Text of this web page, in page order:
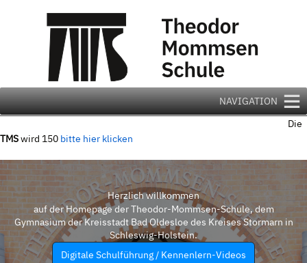
NAVIGATION
Die
TMSwird 150 bitte hier klicken
Herzlich willkommen
auf der Homepage der Theodor-Mommsen-Schule, dem
Gymnasium der Kreisstadt Bad Oldesloe des Kreises Stormarn in
Schleswig-Holstein.
Digitale Schulführung / Kennenlern-Videos